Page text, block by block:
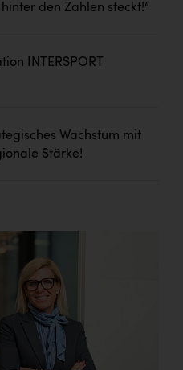
den Zahlen steckt!“
INTERSPORT
Wachstum mit
Stärke!